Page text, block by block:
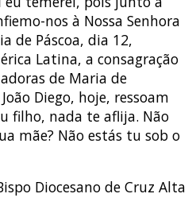
nos à Nossa Senhora
de Páscoa, dia 12,
Latina, a consagração
de Maria de
Diego, hoje, ressoam
filho, nada te aflija. Não
mãe? Não estás tu sob o
Diocesano de Cruz Alta